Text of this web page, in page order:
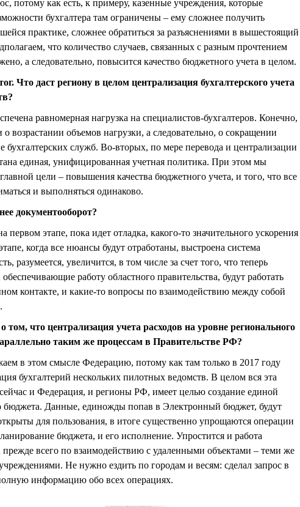
потому как есть, к примеру, казенные учреждения, которые
бухгалтера там ограничены – ему сложнее получить
практике, сложнее обратиться за разъяснениями в вышестоящий
что количество случаев, связанных с разным прочтением
а следовательно, повысится качество бюджетного учета в целом.
Что даст региону в целом централизация бухгалтерского учета
равномерная нагрузка на специалистов-бухгалтеров. Конечно,
о возрастании объемов нагрузки, а следовательно, о сокращении
бухгалтерских служб. Во-вторых, по мере перевода и централизации
единая, унифицированная учетная политика. При этом мы
цели – повышения качества бюджетного учета, и того, что все
и выполняться одинаково.
документооборот?
первом этапе, пока идет отладка, какого-то значительного ускорения
когда все нюансы будут отработаны, выстроена система
разумеется, увеличится, в том числе за счет того, что теперь
работу областного правительства, будут работать
контакте, и какие-то вопросы по взаимодействию между собой
что централизация учета расходов на уровне регионального
таким же процессам в Правительстве РФ?
в этом смысле Федерацию, потому как там только в 2017 году
бухгалтерий нескольких пилотных ведомств. В целом вся эта
и Федерация, и регионы РФ, имеет целью создание единой
бюджета. Данные, единожды попав в Электронный бюджет, будут
для пользования, в итоге существенно упрощаются операции
бюджета, и его исполнение. Упростится и работа
всего по взаимодействию с удаленными объектами – теми же
Не нужно ездить по городам и весям: сделал запрос в
информацию обо всех операциях.